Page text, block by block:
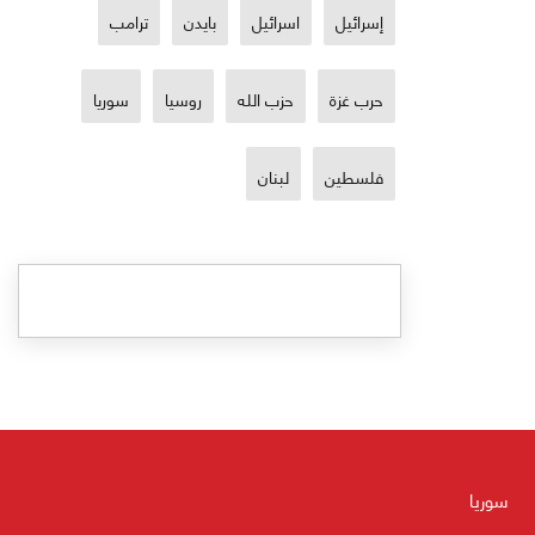
إسرائيل اسرائيل بايدن ترامب
حرب غزة حزب الله روسيا سوريا
فلسطين لبنان
سوريا